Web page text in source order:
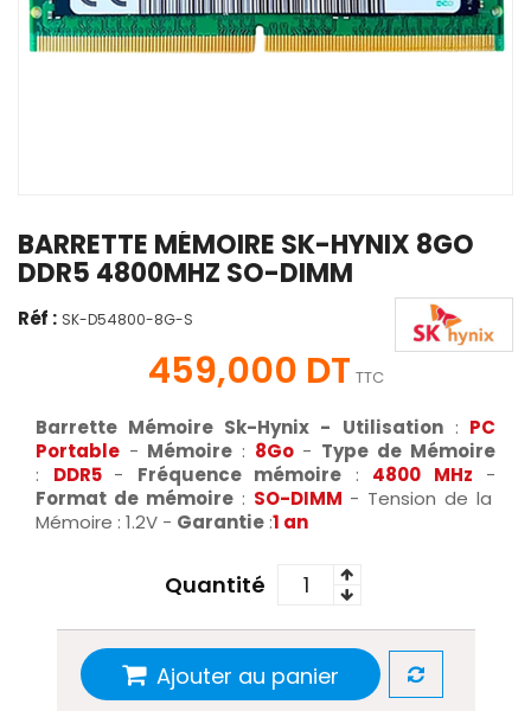
BARRETTE MÉMOIRE SK-HYNIX 8GO
DDR5 4800MHZ SO-DIMM
Réf : SK-D54800-8G-S
459,000 DT TTC
Barrette Mémoire Sk-Hynix - Utilisation : PC
Portable - Mémoire: 8Go - Type de Mémoire
: DDR5 - Fréquence mémoire : 4800 MHz -
Format de mémoire : SO-DIMM - Tension de la
Mémoire : 1.2V - Garantie :1 an
Quantité
Ajouter au panier